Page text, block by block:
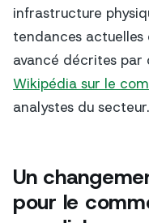
infrastructure
tendances
avancé décrites par
Wikipédia sur le
analystes du secteur.
Un
pour le